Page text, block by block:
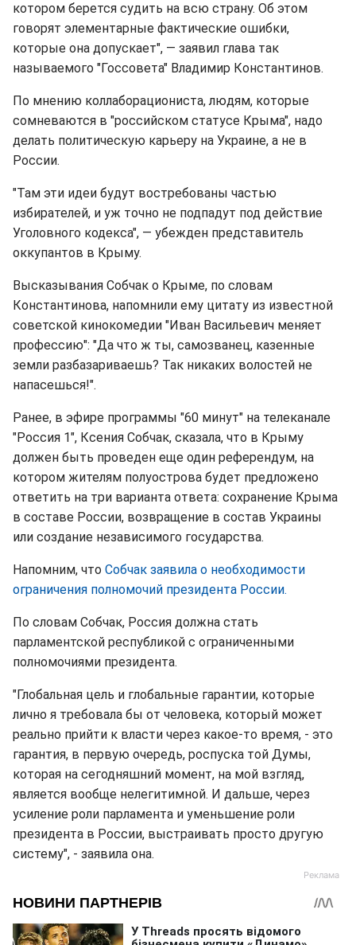
котором берется судить на всю страну. Об этом
говорят элементарные фактические ошибки,
которые она допускает", — заявил глава так
называемого "Госсовета" Владимир Константинов.
По мнению коллаборациониста, людям, которые
сомневаются в "российском статусе Крыма", надо
делать политическую карьеру на Украине, а не в
России.
"Там эти идеи будут востребованы частью
избирателей, и уж точно не подпадут под действие
Уголовного кодекса", — убежден представитель
оккупантов в Крыму.
Высказывания Собчак о Крыме, по словам
Константинова, напомнили ему цитату из известной
советской кинокомедии "Иван Васильевич меняет
профессию": "Да что ж ты, самозванец, казенные
земли разбазариваешь? Так никаких волостей не
напасешься!".
Ранее, в эфире программы "60 минут" на телеканале
"Россия 1", Ксения Собчак, сказала, что в Крыму
должен быть проведен еще один референдум, на
котором жителям полуострова будет предложено
ответить на три варианта ответа: сохранение Крыма
в составе России, возвращение в состав Украины
или создание независимого государства.
Напомним, что Собчак заявила о необходимости
ограничения полномочий президента России.
По словам Собчак, Россия должна стать
парламентской республикой с ограниченными
полномочиями президента.
"Глобальная цель и глобальные гарантии, которые
лично я требовала бы от человека, который может
реально прийти к власти через какое-то время, - это
гарантия, в первую очередь, роспуска той Думы,
которая на сегодняшний момент, на мой взгляд,
является вообще нелегитимной. И дальше, через
усиление роли парламента и уменьшение роли
президента в России, выстраивать просто другую
систему", - заявила она.